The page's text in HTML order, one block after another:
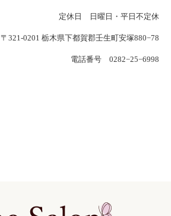
定休日 日曜日・平日不定休
〒321-0201 栃木県下都賀郡壬生町安塚880−78
電話番号 0282−25−6998